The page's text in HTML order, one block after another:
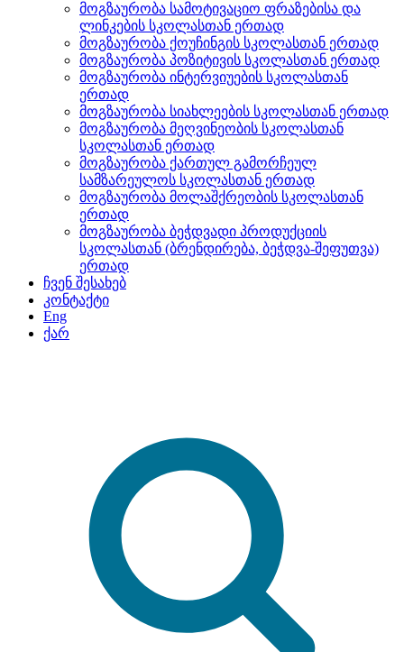
მოგზაურობა სამოტივაციო ფრაზებისა და
ლინკების სკოლასთან ერთად
მოგზაურობა ქოუჩინგის სკოლასთან ერთად
მოგზაურობა პოზიტივის სკოლასთან ერთად
მოგზაურობა ინტერვიუების სკოლასთან
ერთად
მოგზაურობა სიახლეების სკოლასთან ერთად
მოგზაურობა მეღვინეობის სკოლასთან
სკოლასთან ერთად
მოგზაურობა ქართულ გამორჩეულ
სამზარეულოს სკოლასთან ერთად
მოგზაურობა მოლაშქრეობის სკოლასთან
ერთად
მოგზაურობა ბეჭდვადი პროდუქციის
სკოლასთან (ბრენდირება, ბეჭდვა-შეფუთვა)
ერთად
ჩვენ შესახებ
კონტაქტი
Eng
ქარ